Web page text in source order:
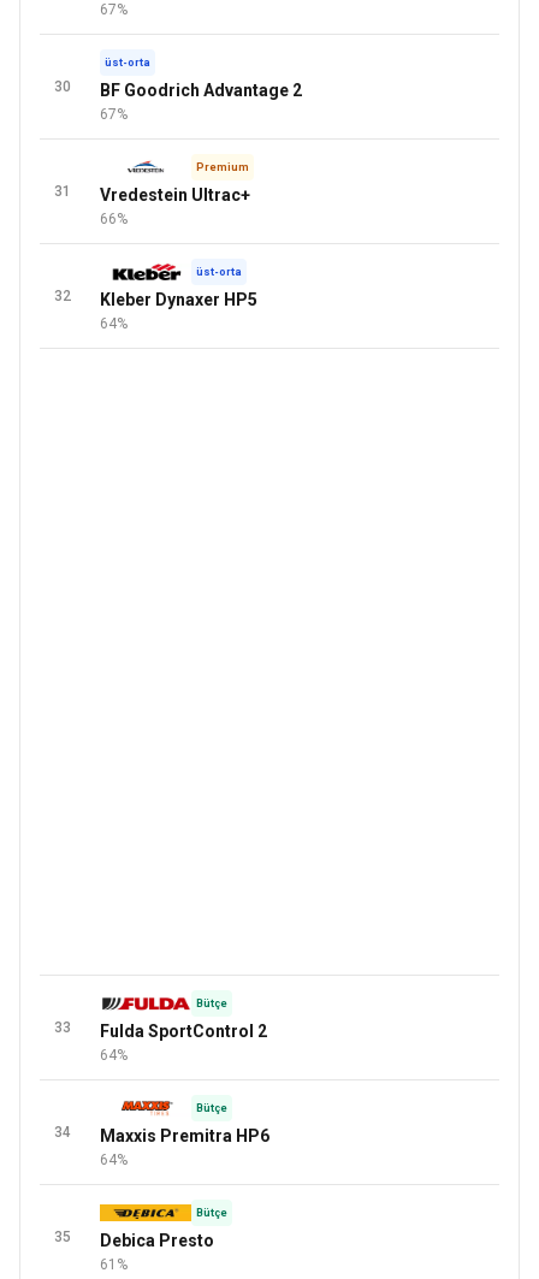
67%
30
üst-orta
BF Goodrich Advantage 2
67%
31
Premium
Vredestein Ultrac+
66%
32
üst-orta
Kleber Dynaxer HP5
64%
33
Bütçe
Fulda SportControl 2
64%
34
Bütçe
Maxxis Premitra HP6
64%
35
Bütçe
Debica Presto
61%